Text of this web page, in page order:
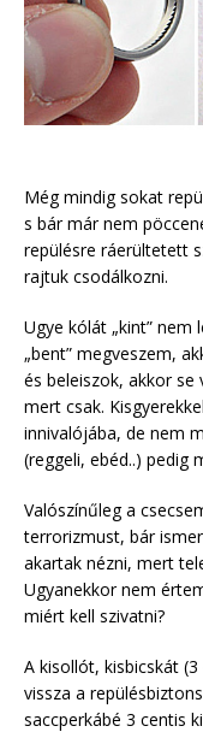
Még mindig sokat
s bár már nem
repülésre ráerültetett
rajtuk csodálkozni.
Ugye kólát „kint” nem
„bent” megveszem,
és beleiszok, akkor se
mert csak.
innivalójába, de nem
(reggeli, ebéd..) pedig
Valószínűleg a
terrorizmust, bár
akartak nézni, mert
Ugyanekkor nem
miért kell szivatni?
A kisollót, kisbicskát
vissza a
saccperkábé 3 centis